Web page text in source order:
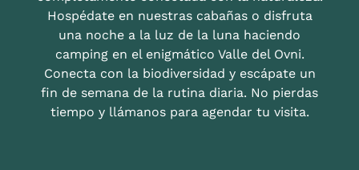
Hospédate en nuestras cabañas o disfruta
una noche a la luz de la luna haciendo
camping en el enigmático Valle del Ovni.
Conecta con la biodiversidad y escápate un
fin de semana de la rutina diaria. No pierdas
tiempo y llámanos para agendar tu visita.